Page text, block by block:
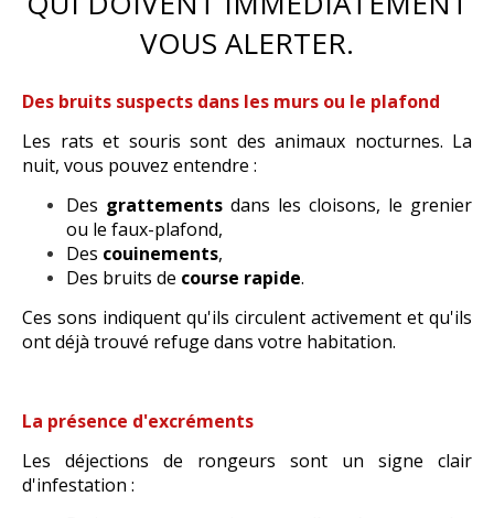
VOUS ALERTER.
Des bruits suspects dans les murs ou le plafond
Les rats et souris sont des animaux nocturnes. La
nuit, vous pouvez entendre :
Des grattements dans les cloisons, le grenier
ou le faux-plafond,
Des couinements,
Des bruits de course rapide.
Ces sons indiquent qu'ils circulent activement et qu'ils
ont déjà trouvé refuge dans votre habitation.
La présence d'excréments
Les déjections de rongeurs sont un signe clair
d'infestation :